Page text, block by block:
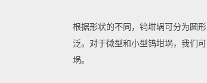
根据形状的不同，钨坩埚可分为圆
泛。对于微型和小型钨坩埚，我们
埚。